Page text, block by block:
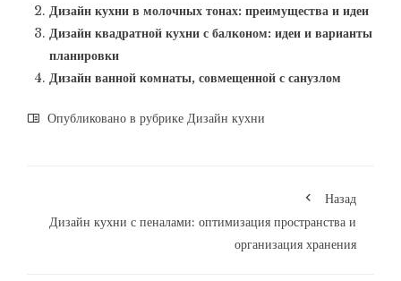
Дизайн кухни в молочных тонах: преимущества и идеи
Дизайн квадратной кухни с балконом: идеи и варианты
планировки
Дизайн ванной комнаты, совмещенной с санузлом
Опубликовано в рубрике Дизайн кухни
Назад
Дизайн кухни с пеналами: оптимизация пространства и
организация хранения